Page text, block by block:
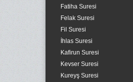
Fatiha Suresi
Felak Suresi
Fil Suresi
İhlas Suresi
Kafirun Suresi
Kevser Suresi
Kureyş Suresi